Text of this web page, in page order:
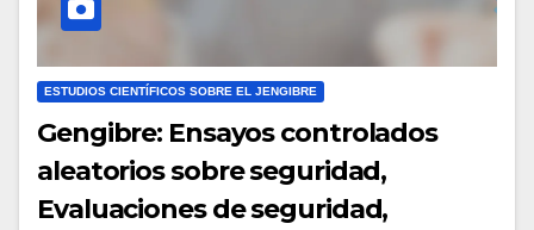
ESTUDIOS CIENTÍFICOS SOBRE EL JENGIBRE
Gengibre: Ensayos controlados
aleatorios sobre seguridad,
Evaluaciones de seguridad,